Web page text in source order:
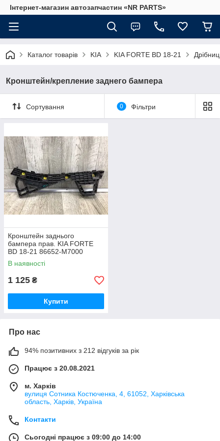
Інтернет-магазин автозапчастин «NR PARTS»
Каталог товарів KIA KIA FORTE BD 18-21
Кронштейн/крепление заднего бампера
Сортування 0 Фільтри
Кронштейн заднього
бампера прав. KIA FORTE
BD 18-21 86652-M7000
В наявності
1 125 ₴
Купити
Про нас
94% позитивних з 212 відгуків за рік
Працює з 20.08.2021
м. Харків
вулиця Сотника Костюченка, 4, 61052, Харківська
область, Харків, Україна
Контакти
Сьогодні працює з 09:00 до 14:00